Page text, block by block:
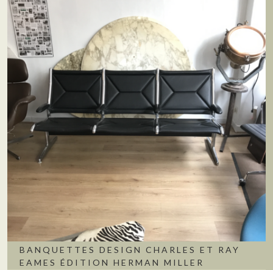
BANQUETTES DESIGN CHARLES ET RAY
EAMES ÉDITION HERMAN MILLER